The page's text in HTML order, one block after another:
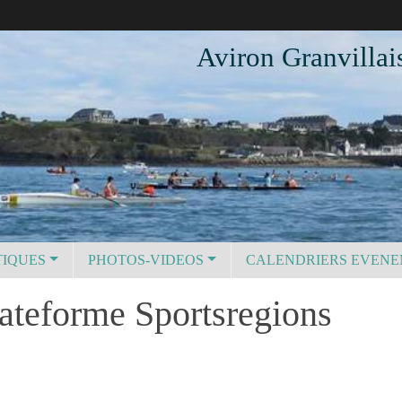
Aviron
PHOTOS-VIDEOS CALENDRIERS
Sportsregions